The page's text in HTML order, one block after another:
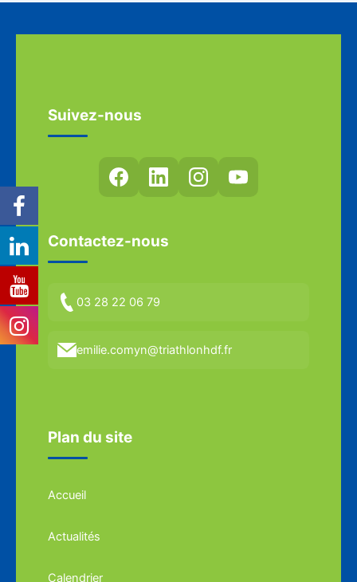
Suivez-nous
Contactez-nous
03 28 22 06 79
emilie.comyn@triathlonhdf.fr
Plan du site
Accueil
Actualités
Calendrier